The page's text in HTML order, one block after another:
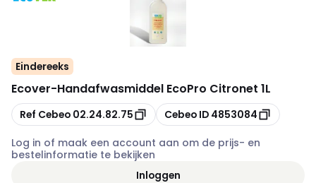
Eindereeks
Ecover-Handafwasmiddel EcoPro Citronet 1L
Kopiëren
Ref Cebeo 02.24.82.75 Kopiëren
Cebeo ID 4853084
Log in of maak een account aan om de prijs- en
bestelinformatie te bekijken
Inloggen